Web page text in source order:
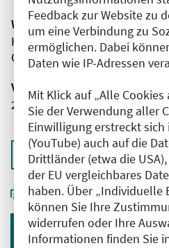
Feedback zur Website zu
um eine Verbindung zu
ermöglichen. Dabei
Daten wie IP-Adressen
Mit Klick auf „Alle
Sie der Verwendung aller
Einwilligung erstreckt sich
(YouTube) auch auf die
Drittländer (etwa die
der EU vergleichbares
haben. Über „Individuelle
können Sie Ihre
widerrufen oder Ihre
Informationen finden Sie
Wissenschaftliche Leitung
Herr Tariq Qodceiah
Caritas-Klinik Dominikus
Veranstaltungsnummer
2761102026005770125
Zurück zur Übersicht